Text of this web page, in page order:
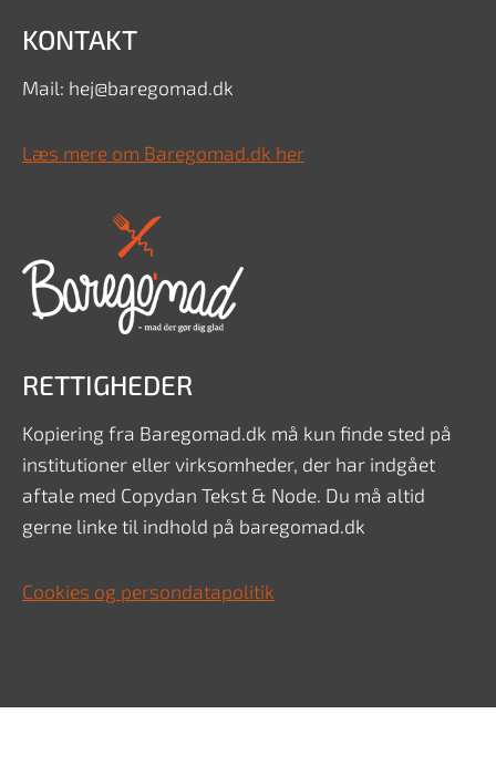
KONTAKT
Mail: hej@baregomad.dk
Læs mere om Baregomad.dk her
RETTIGHEDER
Kopiering fra Baregomad.dk må kun finde sted på
institutioner eller virksomheder, der har indgået
aftale med Copydan Tekst & Node. Du må altid
gerne linke til indhold på baregomad.dk
Cookies og persondatapolitik